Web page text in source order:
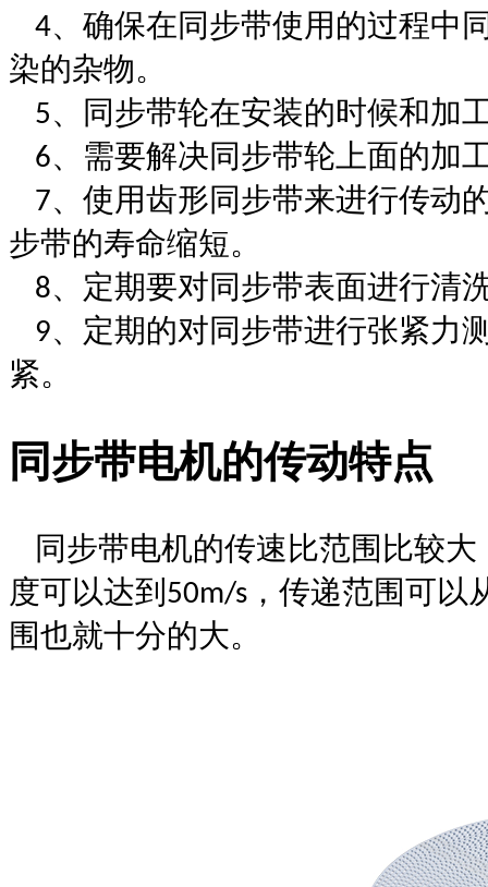
4、 确保在同步带使用的过程中
染的杂物。
5、 同步带轮在安装的时候和加
6、 需要解决同步带轮上面的加
7、 使用齿形同步带来进行传动
步带的寿命缩短。
8、 定期要对同步带表面进行清
9、 定期的对同步带进行张紧力
紧。
同步带电机的传动特点
同步带电机的传速比范围比较
度可以达到 50m/s ，传递范围可
围也就十分的大。